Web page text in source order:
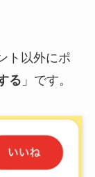
ト以外にポ
る 」です。